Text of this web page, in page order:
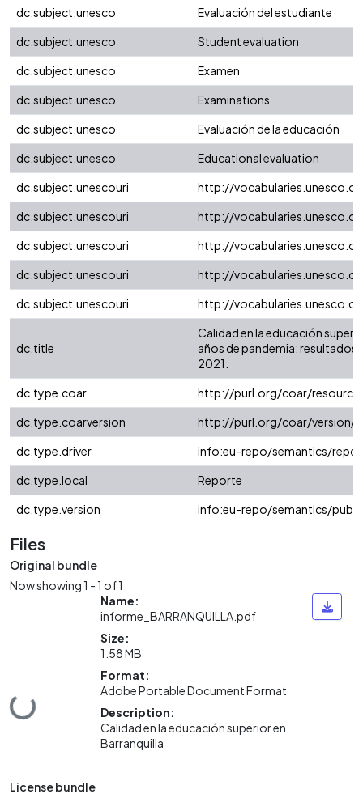
dc.subject.unesco
Evaluación del estudiante
dc.subject.unesco
Student evaluation
dc.subject.unesco
Examen
dc.subject.unesco
Examinations
dc.subject.unesco
Evaluación de la educación
dc.subject.unesco
Educational evaluation
dc.subject.unescouri
http://
dc.subject.unescouri
http://
dc.subject.unescouri
http://
dc.subject.unescouri
http://
dc.subject.unescouri
http://
dc.title
Calidad en la educación
años de pandemia: resultados
2021.
dc.type.coar
http://purl.org/coar/
dc.type.coarversion
http://purl.org/coar/version/
dc.type.driver
info:eu-repo/semantics/
dc.type.local
Reporte
dc.type.version
info:eu-repo/semantics/
Files
Original bundle
Now showing1 - 1 of 1
Loading...
Name:
informe_BARRANQUILLA.pdf
Size:
1.58 MB
Format:
Adobe Portable Document Format
Description:
Calidad en la educación superior en
Barranquilla
License bundle